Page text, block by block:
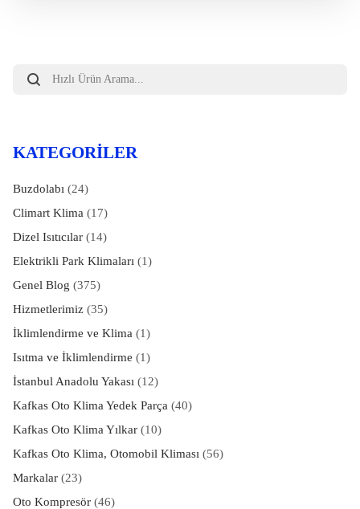
search
KATEGORILER
Buzdolabı (24)
Climart Klima (17)
Dizel Isıtıcılar(14)
Elektrikli Park Klimaları (1)
Genel Blog (375)
Hizmetlerimiz(35)
İklimlendirme ve Klima (1)
Isıtma ve İklimlendirme (1)
İstanbul Anadolu Yakası (12)
Kafkas Oto Klima Yedek Parça (40)
Kafkas Oto Klima Yılkar(10)
Kafkas Oto Klima, Otomobil Kliması (56)
Markalar(23)
Oto Kompresör(46)